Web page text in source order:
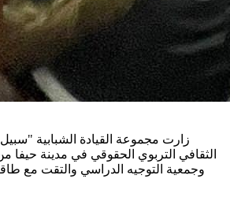
زارت مجموعة القيادة الشبابية
الثقافي التربوي الحقوقي في مدينة
وجمعية التوجيه الدراسي والتقت مع